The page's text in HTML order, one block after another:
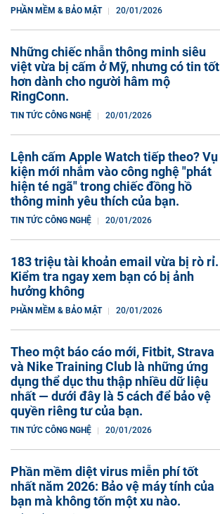
PHẦN MỀM & BẢO MẬT 20/01/2026
Những chiếc nhẫn thông minh siêu
việt vừa bị cấm ở Mỹ, nhưng có tin tốt
hơn dành cho người hâm mộ
RingConn.
TIN TỨC CÔNG NGHỆ 20/01/2026
Lệnh cấm Apple Watch tiếp theo? Vụ
kiện mới nhắm vào công nghệ "phát
hiện té ngã" trong chiếc đồng hồ
thông minh yêu thích của bạn.
TIN TỨC CÔNG NGHỆ 20/01/2026
183 triệu tài khoản email vừa bị rò rỉ.
Kiểm tra ngay xem bạn có bị ảnh
hưởng không
PHẦN MỀM & BẢO MẬT 20/01/2026
Theo một báo cáo mới, Fitbit, Strava
và Nike Training Club là những ứng
dụng thể dục thu thập nhiều dữ liệu
nhất — dưới đây là 5 cách để bảo vệ
quyền riêng tư của bạn.
TIN TỨC CÔNG NGHỆ 20/01/2026
Phần mềm diệt virus miễn phí tốt
nhất năm 2026: Bảo vệ máy tính của
bạn mà không tốn một xu nào.